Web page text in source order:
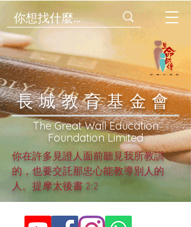
​長城教育基金會
​The Great Wall Education
Foundation Limited
你在許多見證人面前聽見我所教訓
的，也要交託那忠心能教導別人的
人。提摩太後書 2:2